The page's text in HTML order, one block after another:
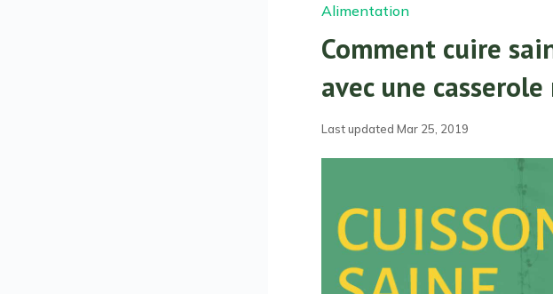
Alimentation
Comment cuire
avec une
Last updated Mar 25, 2019